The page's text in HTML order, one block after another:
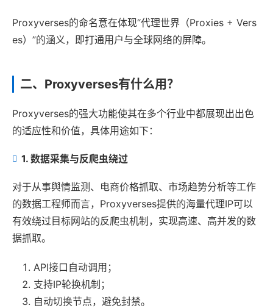
Proxyverses的命名意在体现“代理世界（Proxies + Vers
es）”的涵义，即打通用户与全球网络的屏障。
二、Proxyverses有什么用？
Proxyverses的强大功能使其在多个行业中都展现出出色
的适应性和价值，具体用途如下：
1. 数据采集与反爬虫绕过
对于从事舆情监测、电商价格抓取、市场趋势分析等工作
的数据工程师而言，Proxyverses提供的海量代理IP可以
有效绕过目标网站的反爬虫机制，实现高速、高并发的数
据抓取。
API接口自动调用；
支持IP轮换机制；
自动切换节点，避免封禁。